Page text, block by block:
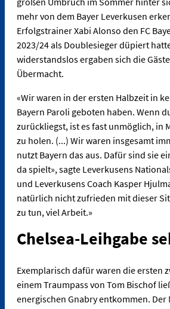
mehr von dem Bayer Leverkusen
Erfolgstrainer Xabi Alonso den FC
2023/24 als Doublesieger düpiert
widerstandslos ergaben sich die
Übermacht.
«Wir waren in der ersten Halbzeit in
Bayern Paroli geboten haben. Wenn
zurückliegst, ist es fast unmöglich, in
zu holen. (...) Wir waren insgesamt
nutzt Bayern das aus. Dafür sind sie
da spielt», sagte Leverkusens
und Leverkusens Coach Kasper
natürlich nicht zufrieden mit dieser
zu tun, viel Arbeit.»
Chelsea-Leihgabe
Exemplarisch dafür waren die ersten
einem Traumpass von Tom Bischof
energischen Gnabry entkommen.